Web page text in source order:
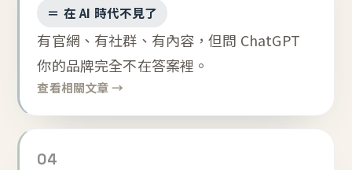
＝ 在 AI 時代不見了
有官網、有社群、有內容，但問 ChatGPT
你的品牌完全不在答案裡。
查看相關文章 →
04